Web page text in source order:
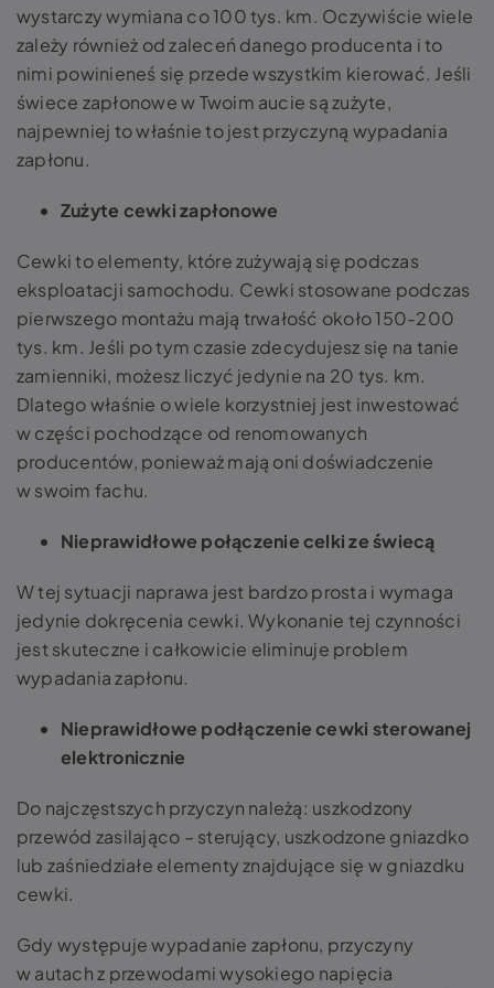
wystarczy wymiana co 100 tys. km. Oczywiście wiele
zależy również od zaleceń danego producenta i to
nimi powinieneś się przede wszystkim kierować. Jeśli
świece zapłonowe w Twoim aucie są zużyte,
najpewniej to właśnie to jest przyczyną wypadania
zapłonu.
Zużyte cewki zapłonowe
Cewki to elementy, które zużywają się podczas
eksploatacji samochodu. Cewki stosowane podczas
pierwszego montażu mają trwałość około 150-200
tys. km. Jeśli po tym czasie zdecydujesz się na tanie
zamienniki, możesz liczyć jedynie na 20 tys. km.
Dlatego właśnie o wiele korzystniej jest inwestować
w części pochodzące od renomowanych
producentów, ponieważ mają oni doświadczenie
w swoim fachu.
Nieprawidłowe połączenie celki ze świecą
W tej sytuacji naprawa jest bardzo prosta i wymaga
jedynie dokręcenia cewki. Wykonanie tej czynności
jest skuteczne i całkowicie eliminuje problem
wypadania zapłonu.
Nieprawidłowe podłączenie cewki sterowanej
elektronicznie
Do najczęstszych przyczyn należą: uszkodzony
przewód zasilająco – sterujący, uszkodzone gniazdko
lub zaśniedziałe elementy znajdujące się w gniazdku
cewki.
Gdy występujewypadanie zapłonu, przyczyny
w autach z przewodami wysokiego napięcia